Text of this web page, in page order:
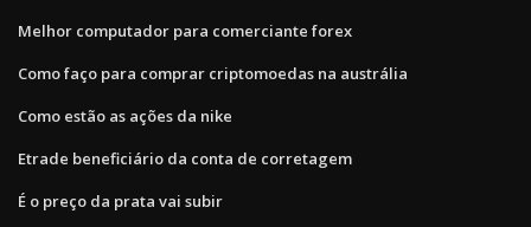
Melhor computador para comerciante forex
Como faço para comprar criptomoedas na austrália
Como estão as ações da nike
Etrade beneficiário da conta de corretagem
É o preço da prata vai subir